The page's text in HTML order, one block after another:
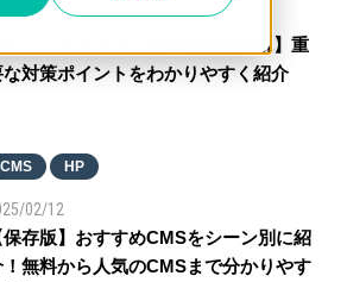
09/19
オウンドメディアのSEO対策解説】重
な対策ポイントをわかりやすく紹介
CMS HP
02/12
保存版】おすすめCMSをシーン別に紹
！無料から人気のCMSまで分かりやす